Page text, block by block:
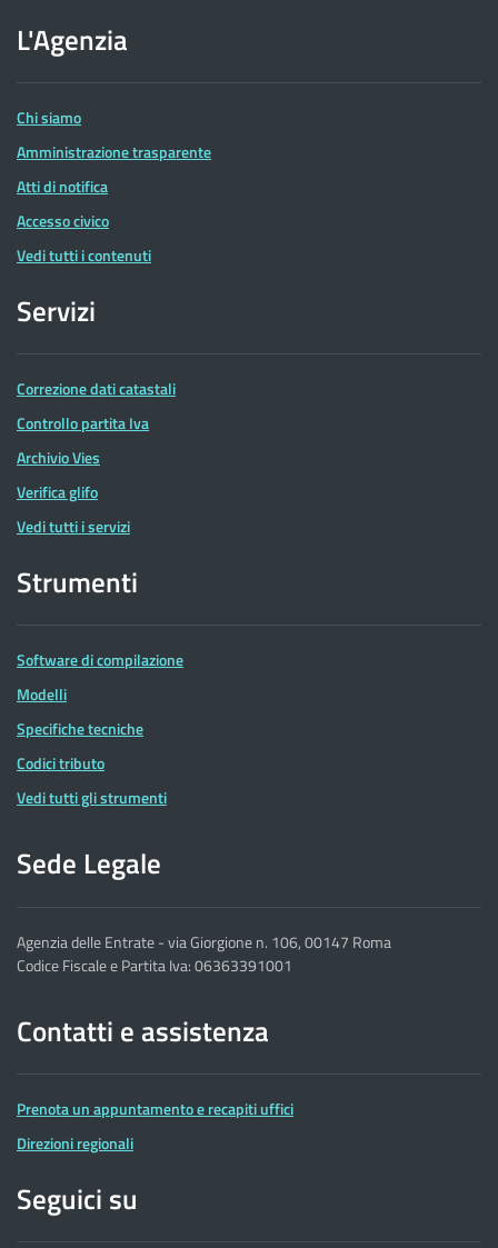
dell'Agenzia
delle
Entrate
L'Agenzia
Chi siamo
Amministrazione trasparente
Atti di notifica
Accesso civico
Vedi tutti i contenuti
Servizi
Correzione dati catastali
Controllo partita Iva
Archivio Vies
Verifica glifo
Vedi tutti i servizi
Strumenti
Software di compilazione
Modelli
Specifiche tecniche
Codici tributo
Vedi tutti gli strumenti
Sede Legale
Agenzia delle Entrate - via Giorgione n. 106, 00147 Roma
Codice Fiscale e Partita Iva: 06363391001
Contatti e assistenza
Prenota un appuntamento e recapiti uffici
Direzioni regionali
Seguici su